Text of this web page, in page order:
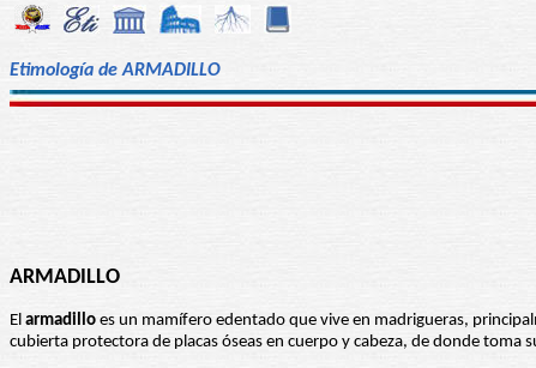
Etimología de ARMADILLO
ARMADILLO
El armadillo es un mamífero edentado que vive en madrigueras,
cubierta protectora de placas óseas en cuerpo y cabeza, de donde toma